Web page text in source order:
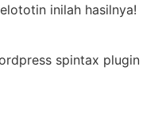
inilah hasilnya!